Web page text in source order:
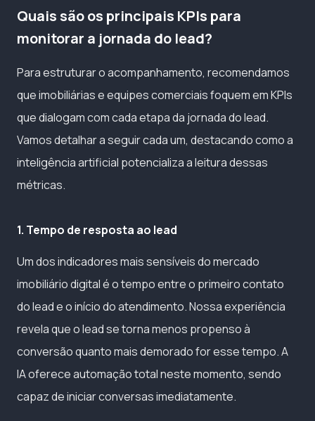
Quais são os principais KPIs para
monitorar a jornada do lead?
Para estruturar o acompanhamento, recomendamos
que imobiliárias e equipes comerciais foquem em KPIs
que dialogam com cada etapa da jornada do lead.
Vamos detalhar a seguir cada um, destacando como a
inteligência artificial potencializa a leitura dessas
métricas.
1. Tempo de resposta ao lead
Um dos indicadores mais sensíveis do mercado
imobiliário digital é o tempo entre o primeiro contato
do lead e o início do atendimento. Nossa experiência
revela que o lead se torna menos propenso à
conversão quanto mais demorado for esse tempo. A
IA oferece automação total neste momento, sendo
capaz de iniciar conversas imediatamente.